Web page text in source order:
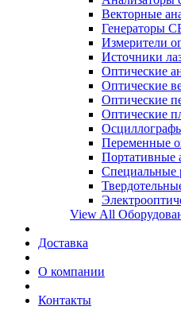
Векторные
Генераторы
Измерители
Источники
Оптические
Оптические
Оптические
Оптические
Переменные
Портативные
Специальные
View All
Доставка
О компании
Контакты